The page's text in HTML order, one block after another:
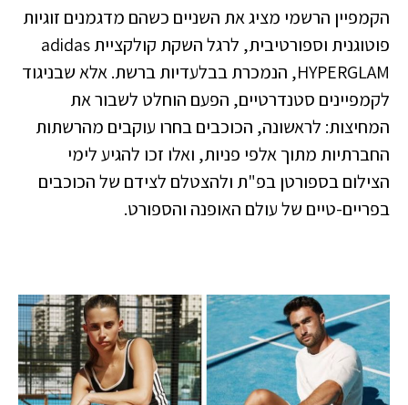
הקמפיין הרשמי מציג את השניים כשהם מדגמנים זוגיות
פוטוגנית וספורטיבית, לרגל השקת קולקציית adidas
HYPERGLAM, הנמכרת בבלעדיות ברשת. אלא שבניגוד
לקמפיינים סטנדרטיים, הפעם הוחלט לשבור את
המחיצות: לראשונה, הכוכבים בחרו עוקבים מהרשתות
החברתיות מתוך אלפי פניות, ואלו זכו להגיע לימי
הצילום בספורטן בפ"ת ולהצטלם לצידם של הכוכבים
בפריים-טיים של עולם האופנה והספורט.